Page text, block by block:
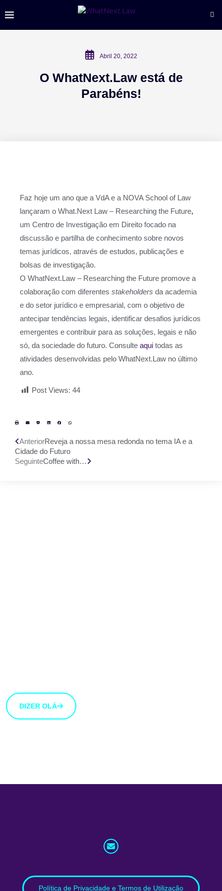
Abril 20, 2022
O WhatNext.Law está de
Parabéns!
Faz hoje um ano que a VdA e a NOVA School of Law
lançaram o What.Next Law – Researching the Future,
um Centro de Investigação em Direito focado na
discussão e partilha de conhecimento sobre novos
temas jurídicos, através de estudos, publicações e
bolsas de investigação.
O WhatNext.Law – Researching the Future promove a
colaboração com diferentes stakeholders da academia
e do setor jurídico e empresarial, com o objetivo de
antecipar tendências legais, identificar desafios jurídicos
emergentes e contribuir para as soluções, legais e não
só, da sociedade do futuro. Consulte aqui todas as
atividades desenvolvidas pelo WhatNext.Law no último
ano.
Post Views: 44
AnteriorReveja a nossa mesa redonda no tema IA e a
Cidade do Futuro
SeguinteCoffee with…
DIZER OLÁ
Política de Privacidade e Termos de Utilização